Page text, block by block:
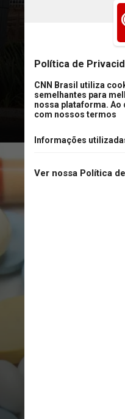
Anvisa. Além
identificada
agência para
medicamentos